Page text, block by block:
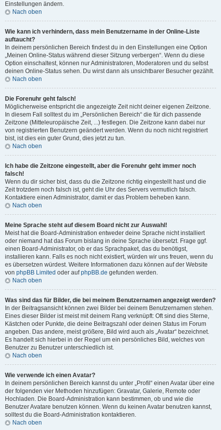
Einstellungen ändern.
Nach oben
Wie kann ich verhindern, dass mein Benutzername in der Online-Liste
auftaucht?
In deinem persönlichen Bereich findest du in den Einstellungen eine Option
„Meinen Online-Status während dieser Sitzung verbergen“. Wenn du diese
Option einschaltest, können nur Administratoren, Moderatoren und du selbst
deinen Online-Status sehen. Du wirst dann als unsichtbarer Besucher gezählt.
Nach oben
Die Forenuhr geht falsch!
Möglicherweise entspricht die angezeigte Zeit nicht deiner eigenen Zeitzone.
In diesem Fall solltest du im „Persönlichen Bereich“ die für dich passende
Zeitzone (Mitteleuropäische Zeit, ...) festlegen. Die Zeitzone kann dabei nur
von registrierten Benutzern geändert werden. Wenn du noch nicht registriert
bist, ist dies ein guter Grund, dies jetzt zu tun.
Nach oben
Ich habe die Zeitzone eingestellt, aber die Forenuhr geht immer noch
falsch!
Wenn du dir sicher bist, dass du die Zeitzone richtig eingestellt hast und die
Zeit trotzdem noch falsch ist, geht die Uhr des Servers vermutlich falsch.
Kontaktiere einen Administrator, damit er das Problem beheben kann.
Nach oben
Meine Sprache steht auf diesem Board nicht zur Auswahl!
Meist hat die Board-Administration entweder deine Sprache nicht installiert
oder niemand hat das Forum bislang in deine Sprache übersetzt. Frage ggf.
einen Board-Administrator, ob er das Sprachpaket, das du benötigst,
installieren kann. Falls es noch nicht existiert, würden wir uns freuen, wenn du
es übersetzen würdest. Weitere Informationen dazu können auf der Website
von phpBB Limited oder aufphpBB.de gefunden werden.
Nach oben
Was sind das für Bilder, die bei meinem Benutzernamen angezeigt werden?
In der Beitragsansicht können zwei Bilder bei deinem Benutzernamen stehen.
Eines dieser Bilder ist meist mit deinem Rang verknüpft: Oft sind dies Sterne,
Kästchen oder Punkte, die deine Beitragszahl oder deinen Status im Forum
angeben. Das andere, meist größere, Bild wird auch als „Avatar“ bezeichnet.
Es handelt sich hierbei in der Regel um ein persönliches Bild, welches von
Benutzer zu Benutzer unterschiedlich ist.
Nach oben
Wie verwende ich einen Avatar?
In deinem persönlichen Bereich kannst du unter „Profil“ einen Avatar über eine
der folgenden vier Methoden hinzufügen: Gravatar, Galerie, Remote oder
Hochladen. Die Board-Administration kann bestimmen, ob und wie die
Benutzer Avatare benutzen können. Wenn du keinen Avatar benutzen kannst,
solltest du die Board-Administration kontaktieren.
Nach oben